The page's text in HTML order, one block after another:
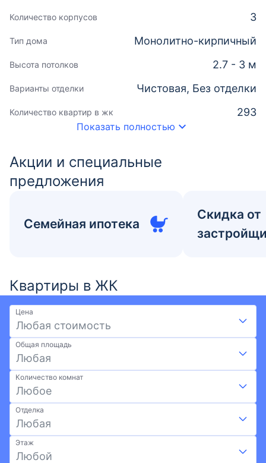
Количество корпусов 3
Тип дома Монолитно-кирпичный
Высота потолков 2.7 - 3 м
Варианты отделки Чистовая, Без отделки
Количество квартир в жк 293
Показать полностью
Акции и специальные
предложения
Семейная ипотека
Скидка от
Квартиры в ЖК
Цена
Любая стоимость
Общая площадь
Любая
Количество комнат
Любое
Отделка
Любая
Этаж
Любой